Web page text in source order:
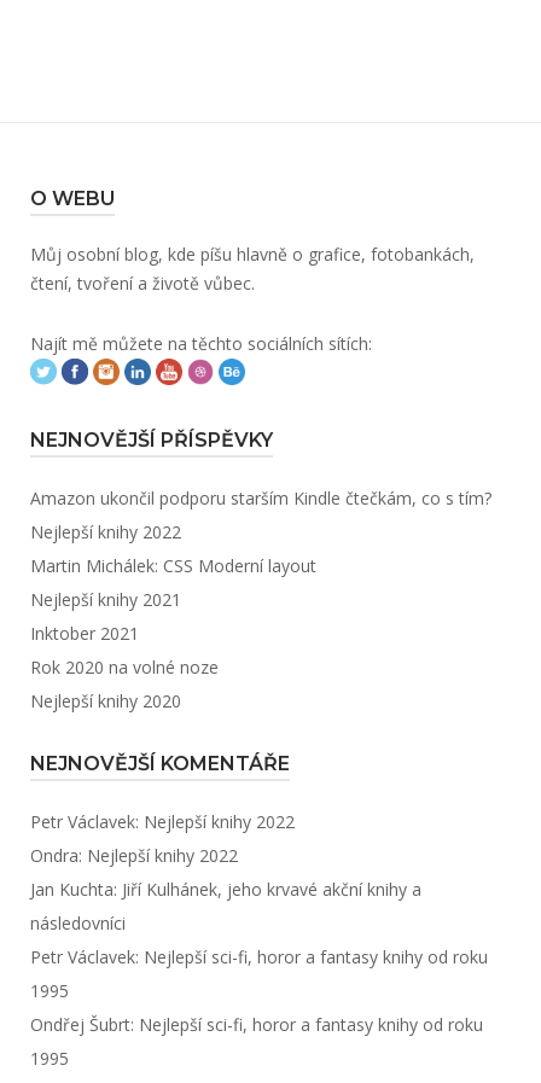
O WEBU
Můj osobní blog, kde píšu hlavně o grafice, fotobankách,
čtení, tvoření a životě vůbec.
Najít mě můžete na těchto sociálních sítích:
NEJNOVĚJŠÍ PŘÍSPĚVKY
Amazon ukončil podporu starším Kindle čtečkám, co s tím?
Nejlepší knihy 2022
Martin Michálek: CSS Moderní layout
Nejlepší knihy 2021
Inktober 2021
Rok 2020 na volné noze
Nejlepší knihy 2020
NEJNOVĚJŠÍ KOMENTÁŘE
Petr Václavek: Nejlepší knihy 2022
Ondra: Nejlepší knihy 2022
Jan Kuchta: Jiří Kulhánek, jeho krvavé akční knihy a
následovníci
Petr Václavek: Nejlepší sci-fi, horor a fantasy knihy od roku
1995
Ondřej Šubrt: Nejlepší sci-fi, horor a fantasy knihy od roku
1995